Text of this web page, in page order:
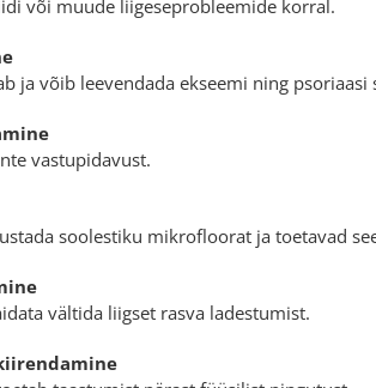
või muude liigeseprobleemide korral.
ja võib leevendada ekseemi ning
vastupidavust.
soolestiku mikrofloorat ja toetavad
vältida liigset rasva ladestumist.